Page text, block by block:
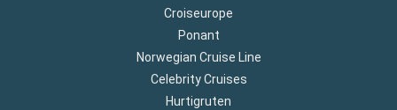
Croiseurope
Ponant
Norwegian Cruise Line
Celebrity Cruises
Hurtigruten